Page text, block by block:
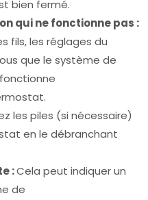
bien fermé.
qui ne fonctionne pas :
fils, les réglages du
que le système de
les piles (si nécessaire)
en le débranchant
:Cela peut indiquer un
de